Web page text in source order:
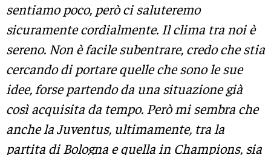
sentiamo poco, però ci saluteremo
sicuramente cordialmente. Il clima tra noi è
sereno. Non è facile subentrare, credo che stia
cercando di portare quelle che sono le sue
idee, forse partendo da una situazione già
così acquisita da tempo. Però mi sembra che
anche la Juventus, ultimamente, tra la
partita di Bologna e quella in Champions, sia